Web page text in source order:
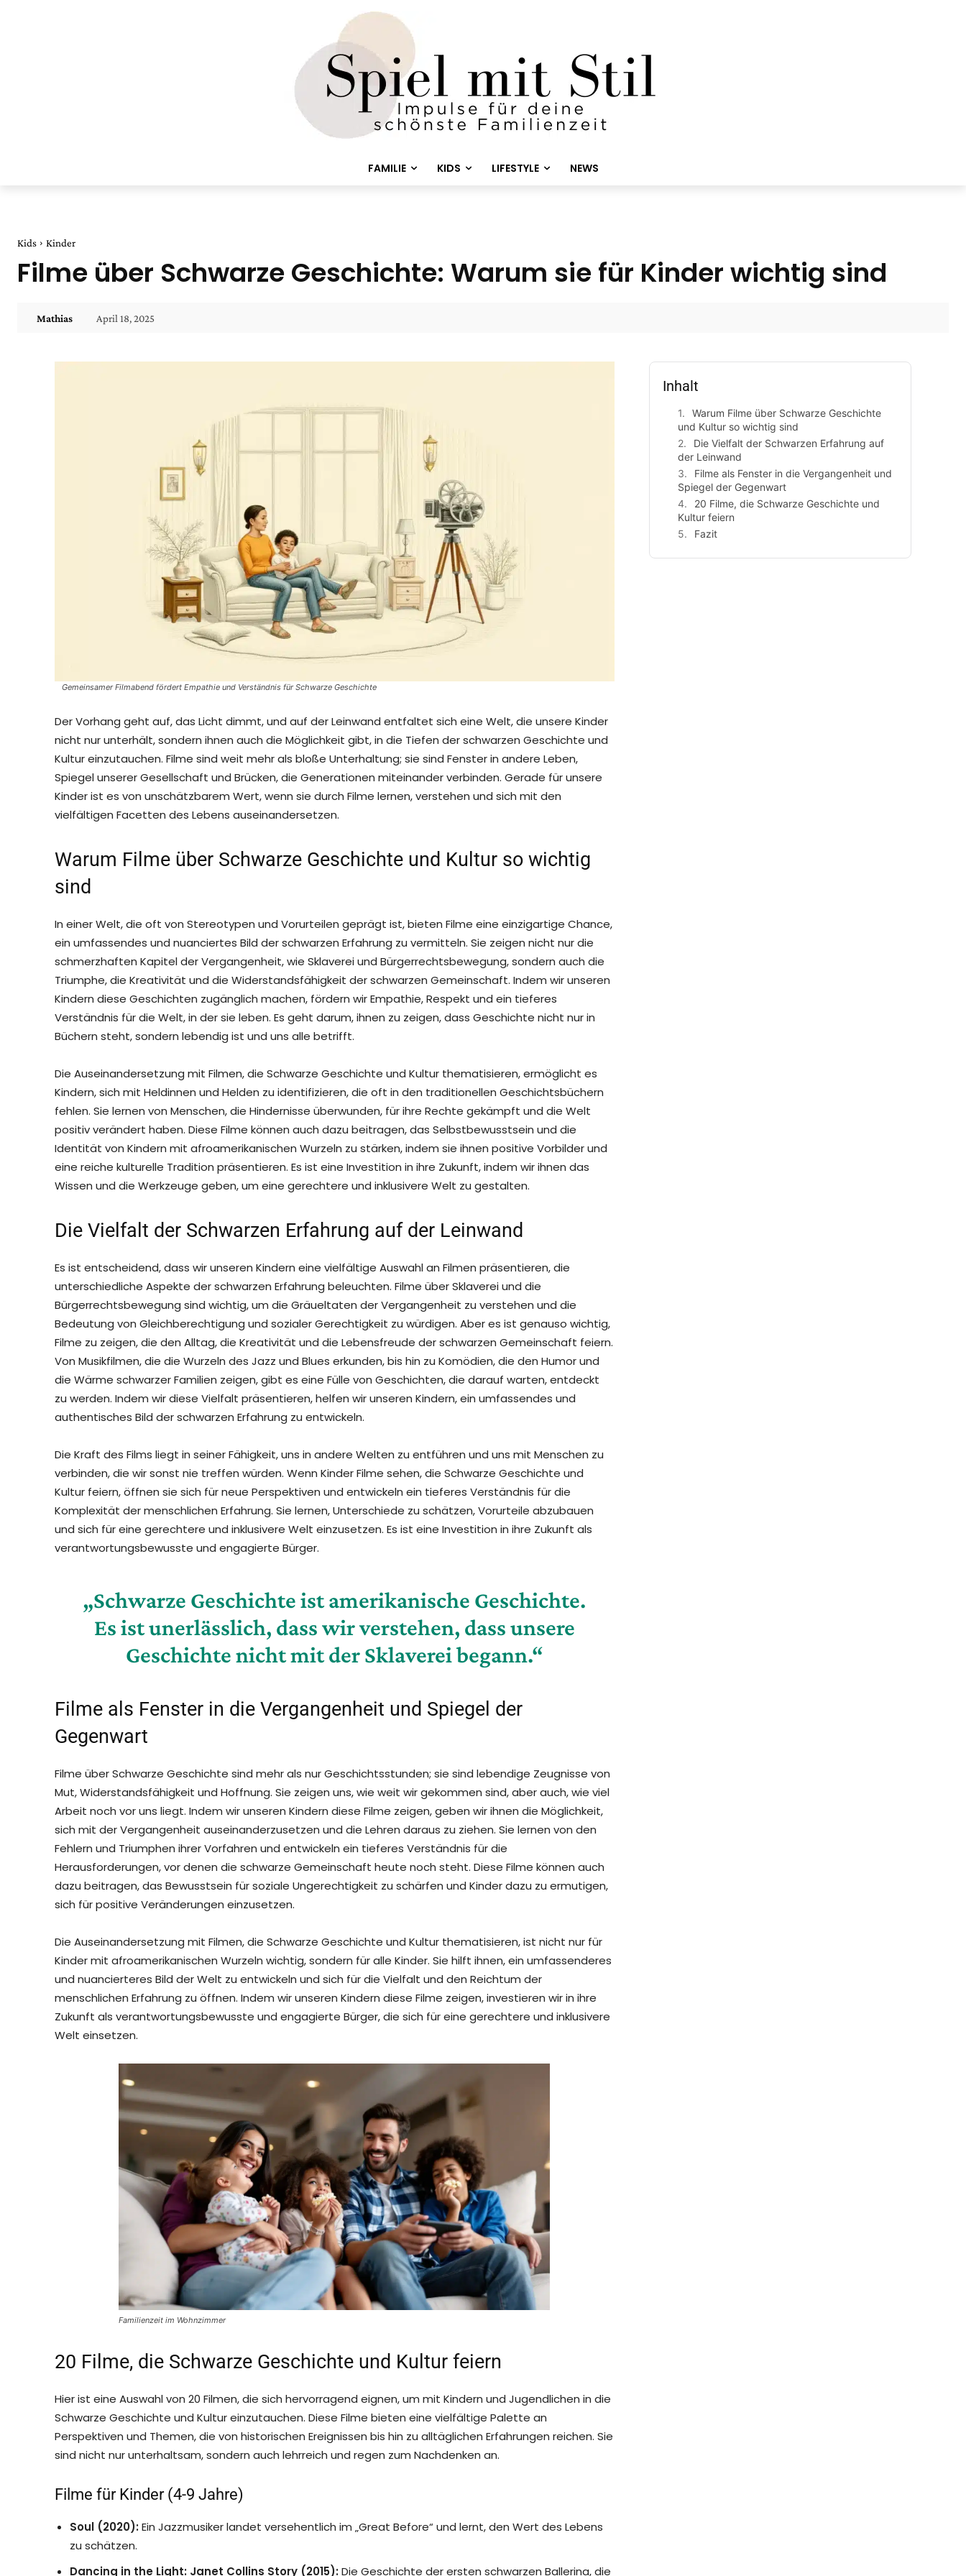
FAMILIE KIDS LIFESTYLE NEWS
Kids Kinder
Filme über Schwarze Geschichte: Warum sie für Kinder wichtig sind
Mathias April 18, 2025
Gemeinsamer Filmabend fördert Empathie und Verständnis für Schwarze Geschichte
Der Vorhang geht auf, das Licht dimmt, und auf der Leinwand entfaltet sich eine Welt, die unsere Kinder
nicht nur unterhält, sondern ihnen auch die Möglichkeit gibt, in die Tiefen der schwarzen Geschichte und
Kultur einzutauchen. Filme sind weit mehr als bloße Unterhaltung; sie sind Fenster in andere Leben,
Spiegel unserer Gesellschaft und Brücken, die Generationen miteinander verbinden. Gerade für unsere
Kinder ist es von unschätzbarem Wert, wenn sie durch Filme lernen, verstehen und sich mit den
vielfältigen Facetten des Lebens auseinandersetzen.
Warum Filme über Schwarze Geschichte und Kultur so wichtig
sind
In einer Welt, die oft von Stereotypen und Vorurteilen geprägt ist, bieten Filme eine einzigartige Chance,
ein umfassendes und nuanciertes Bild der schwarzen Erfahrung zu vermitteln. Sie zeigen nicht nur die
schmerzhaften Kapitel der Vergangenheit, wie Sklaverei und Bürgerrechtsbewegung, sondern auch die
Triumphe, die Kreativität und die Widerstandsfähigkeit der schwarzen Gemeinschaft. Indem wir unseren
Kindern diese Geschichten zugänglich machen, fördern wir Empathie, Respekt und ein tieferes
Verständnis für die Welt, in der sie leben. Es geht darum, ihnen zu zeigen, dass Geschichte nicht nur in
Büchern steht, sondern lebendig ist und uns alle betrifft.
Die Auseinandersetzung mit Filmen, die Schwarze Geschichte und Kultur thematisieren, ermöglicht es
Kindern, sich mit Heldinnen und Helden zu identifizieren, die oft in den traditionellen Geschichtsbüchern
fehlen. Sie lernen von Menschen, die Hindernisse überwunden, für ihre Rechte gekämpft und die Welt
positiv verändert haben. Diese Filme können auch dazu beitragen, das Selbstbewusstsein und die
Identität von Kindern mit afroamerikanischen Wurzeln zu stärken, indem sie ihnen positive Vorbilder und
eine reiche kulturelle Tradition präsentieren. Es ist eine Investition in ihre Zukunft, indem wir ihnen das
Wissen und die Werkzeuge geben, um eine gerechtere und inklusivere Welt zu gestalten.
Die Vielfalt der Schwarzen Erfahrung auf der Leinwand
Es ist entscheidend, dass wir unseren Kindern eine vielfältige Auswahl an Filmen präsentieren, die
unterschiedliche Aspekte der schwarzen Erfahrung beleuchten. Filme über Sklaverei und die
Bürgerrechtsbewegung sind wichtig, um die Gräueltaten der Vergangenheit zu verstehen und die
Bedeutung von Gleichberechtigung und sozialer Gerechtigkeit zu würdigen. Aber es ist genauso wichtig,
Filme zu zeigen, die den Alltag, die Kreativität und die Lebensfreude der schwarzen Gemeinschaft feiern.
Von Musikfilmen, die die Wurzeln des Jazz und Blues erkunden, bis hin zu Komödien, die den Humor und
die Wärme schwarzer Familien zeigen, gibt es eine Fülle von Geschichten, die darauf warten, entdeckt
zu werden. Indem wir diese Vielfalt präsentieren, helfen wir unseren Kindern, ein umfassendes und
authentisches Bild der schwarzen Erfahrung zu entwickeln.
Die Kraft des Films liegt in seiner Fähigkeit, uns in andere Welten zu entführen und uns mit Menschen zu
verbinden, die wir sonst nie treffen würden. Wenn Kinder Filme sehen, die Schwarze Geschichte und
Kultur feiern, öffnen sie sich für neue Perspektiven und entwickeln ein tieferes Verständnis für die
Komplexität der menschlichen Erfahrung. Sie lernen, Unterschiede zu schätzen, Vorurteile abzubauen
und sich für eine gerechtere und inklusivere Welt einzusetzen. Es ist eine Investition in ihre Zukunft als
verantwortungsbewusste und engagierte Bürger.
„Schwarze Geschichte ist amerikanische Geschichte.
Es ist unerlässlich, dass wir verstehen, dass unsere
Geschichte nicht mit der Sklaverei begann.“
Filme als Fenster in die Vergangenheit und Spiegel der
Gegenwart
Filme über Schwarze Geschichte sind mehr als nur Geschichtsstunden; sie sind lebendige Zeugnisse von
Mut, Widerstandsfähigkeit und Hoffnung. Sie zeigen uns, wie weit wir gekommen sind, aber auch, wie viel
Arbeit noch vor uns liegt. Indem wir unseren Kindern diese Filme zeigen, geben wir ihnen die Möglichkeit,
sich mit der Vergangenheit auseinanderzusetzen und die Lehren daraus zu ziehen. Sie lernen von den
Fehlern und Triumphen ihrer Vorfahren und entwickeln ein tieferes Verständnis für die
Herausforderungen, vor denen die schwarze Gemeinschaft heute noch steht. Diese Filme können auch
dazu beitragen, das Bewusstsein für soziale Ungerechtigkeit zu schärfen und Kinder dazu zu ermutigen,
sich für positive Veränderungen einzusetzen.
Die Auseinandersetzung mit Filmen, die Schwarze Geschichte und Kultur thematisieren, ist nicht nur für
Kinder mit afroamerikanischen Wurzeln wichtig, sondern für alle Kinder. Sie hilft ihnen, ein umfassenderes
und nuancierteres Bild der Welt zu entwickeln und sich für die Vielfalt und den Reichtum der
menschlichen Erfahrung zu öffnen. Indem wir unseren Kindern diese Filme zeigen, investieren wir in ihre
Zukunft als verantwortungsbewusste und engagierte Bürger, die sich für eine gerechtere und inklusivere
Welt einsetzen.
Familienzeit im Wohnzimmer
20 Filme, die Schwarze Geschichte und Kultur feiern
Hier ist eine Auswahl von 20 Filmen, die sich hervorragend eignen, um mit Kindern und Jugendlichen in die
Schwarze Geschichte und Kultur einzutauchen. Diese Filme bieten eine vielfältige Palette an
Perspektiven und Themen, die von historischen Ereignissen bis hin zu alltäglichen Erfahrungen reichen. Sie
sind nicht nur unterhaltsam, sondern auch lehrreich und regen zum Nachdenken an.
Filme für Kinder (4-9 Jahre)
Soul (2020):Ein Jazzmusiker landet versehentlich im „Great Before“ und lernt, den Wert des Lebens
zu schätzen.
Dancing in the Light: Janet Collins Story (2015):Die Geschichte der ersten schwarzen Ballerina, die
Inhalt
Warum Filme über Schwarze Geschichte
und Kultur so wichtig sind
Die Vielfalt der Schwarzen Erfahrung auf
der Leinwand
Filme als Fenster in die Vergangenheit und
Spiegel der Gegenwart
20 Filme, die Schwarze Geschichte und
Kultur feiern
Fazit